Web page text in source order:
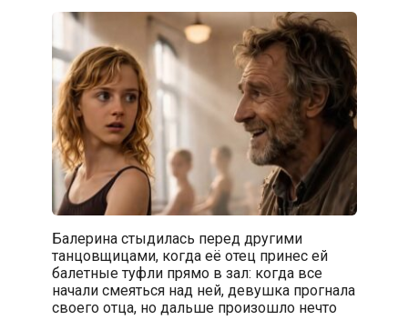
Балерина стыдилась перед другими
танцовщицами, когда её отец принес ей
балетные туфли прямо в зал: когда все
начали смеяться над ней, девушка прогнала
своего отца, но дальше произошло нечто